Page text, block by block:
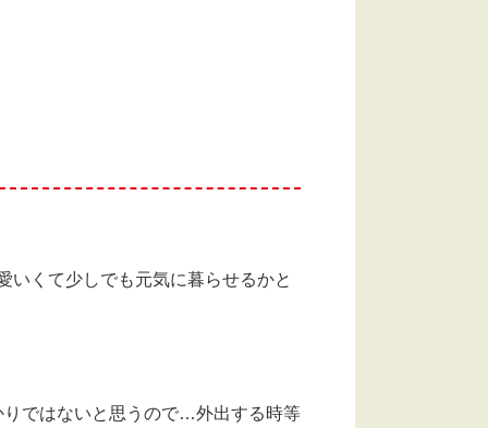
くて少しでも元気に暮らせるかと
ではないと思うので…外出する時等